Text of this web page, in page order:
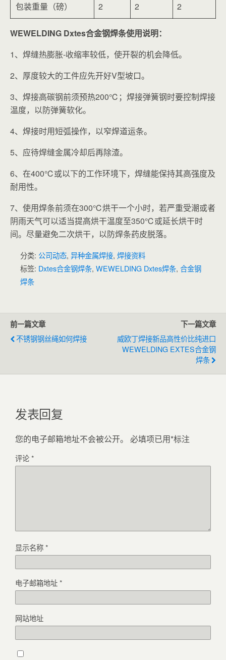
包装重量（磅） 2 2 2
WEWELDING Dxtes合金钢焊条使用说明：
1、焊缝热膨胀-收缩率较低，使开裂的机会降低。
2、厚度较大的工件应先开好V型坡口。
3、焊接高碳钢前须预热200℃；焊接弹簧钢时要控制焊接
温度，以防弹簧软化。
4、焊接时用短弧操作，以窄焊道运条。
5、应待焊缝金属冷却后再除渣。
6、在400℃或以下的工作环境下，焊缝能保持其高强度及
耐用性。
7、使用焊条前须在300℃烘干一个小时，若严重受潮或者
阴雨天气可以适当提高烘干温度至350℃或延长烘干时
间。尽量避免二次烘干，以防焊条药皮脱落。
分类: 公司动态, 异种金属焊接, 焊接资料
标签: Dxtes合金钢焊条, WEWELDING Dxtes焊条, 合金钢
焊条
前一篇文章
不锈钢钢丝绳如何焊接
下一篇文章
威欧丁焊接新品高性价比纯进口
WEWELDING EXTES合金钢
焊条
发表回复
您的电子邮箱地址不会被公开。 必填项已用*标注
评论*
显示名称*
电子邮箱地址*
网站地址